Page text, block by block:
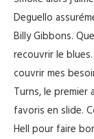
Deguello
Billy Gibbons.
recouvrir le
couvrir mes
Turns, le premier
favoris en slide.
Hell pour faire